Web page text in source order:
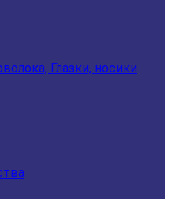
Глазки, носики